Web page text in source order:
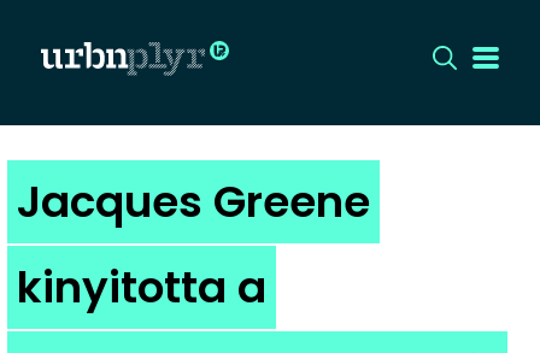
CÍMLAP
DIZÁJN
DIVAT
Jacques Greene
kinyitotta a